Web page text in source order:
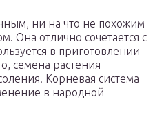
ни на что не похожим
Она отлично сочетается с
в приготовлении
семена растения
Корневая система
в народной